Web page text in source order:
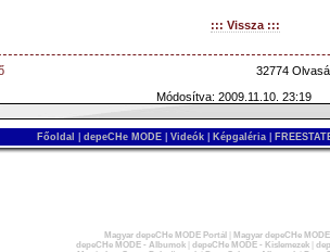
::: Vissza :::
32774
Módosítva: 2009.11.10. 23:19
Főoldal depeCHe MODE Videók Képgaléria
Magyar depeCHe MODE Portál
Magyar depeCHe
depeCHe MODE - Albumok| depeCHe MODE - Kislemezek|